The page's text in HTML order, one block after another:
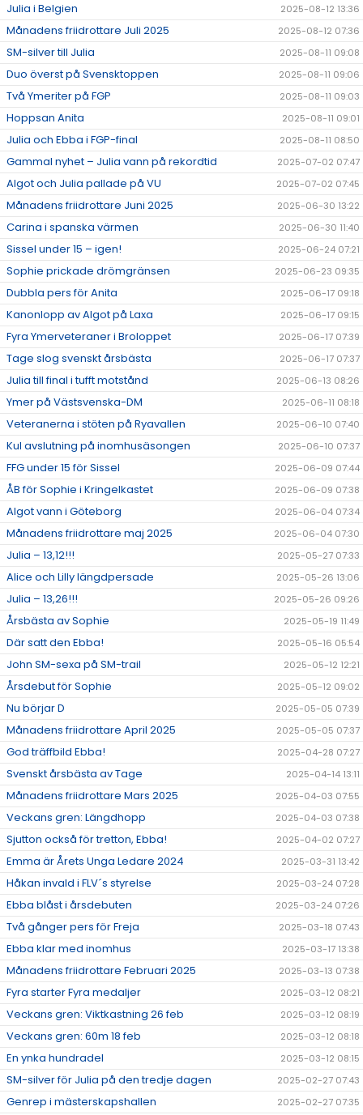
Julia i Belgien 2025-08-12 13:36
Månadens friidrottare Juli 2025 2025-08-12 07:36
SM-silver till Julia 2025-08-11 09:08
Duo överst på Svensktoppen 2025-08-11 09:06
Två Ymeriter på FGP 2025-08-11 09:03
Hoppsan Anita 2025-08-11 09:01
Julia och Ebba i FGP-final 2025-08-11 08:50
Gammal nyhet – Julia vann på rekordtid 2025-07-02 07:47
Algot och Julia pallade på VU 2025-07-02 07:45
Månadens friidrottare Juni 2025 2025-06-30 13:22
Carina i spanska värmen 2025-06-30 11:40
Sissel under 15 – igen! 2025-06-24 07:21
Sophie prickade drömgränsen 2025-06-23 09:35
Dubbla pers för Anita 2025-06-17 09:18
Kanonlopp av Algot på Laxa 2025-06-17 09:15
Fyra Ymerveteraner i Broloppet 2025-06-17 07:39
Tage slog svenskt årsbästa 2025-06-17 07:37
Julia till final i tufft motstånd 2025-06-13 08:26
Ymer på Västsvenska-DM 2025-06-11 08:18
Veteranerna i stöten på Ryavallen 2025-06-10 07:40
Kul avslutning på inomhusäsongen 2025-06-10 07:37
FFG under 15 för Sissel 2025-06-09 07:44
ÅB för Sophie i Kringelkastet 2025-06-09 07:38
Algot vann i Göteborg 2025-06-04 07:34
Månadens friidrottare maj 2025 2025-06-04 07:30
Julia – 13,12!!! 2025-05-27 07:33
Alice och Lilly längdpersade 2025-05-26 13:06
Julia – 13,26!!! 2025-05-26 09:26
Årsbästa av Sophie 2025-05-19 11:49
Där satt den Ebba! 2025-05-16 05:54
John SM-sexa på SM-trail 2025-05-12 12:21
Årsdebut för Sophie 2025-05-12 09:02
Nu börjar D 2025-05-05 07:39
Månadens friidrottare April 2025 2025-05-05 07:37
God träffbild Ebba! 2025-04-28 07:27
Svenskt årsbästa av Tage 2025-04-14 13:11
Månadens friidrottare Mars 2025 2025-04-03 07:55
Veckans gren: Längdhopp 2025-04-03 07:38
Sjutton också för tretton, Ebba! 2025-04-02 07:27
Emma är Årets Unga Ledare 2024 2025-03-31 13:42
Håkan invald i FLV´s styrelse 2025-03-24 07:28
Ebba blåst i årsdebuten 2025-03-24 07:26
Två gånger pers för Freja 2025-03-18 07:43
Ebba klar med inomhus 2025-03-17 13:38
Månadens friidrottare Februari 2025 2025-03-13 07:38
Fyra starter Fyra medaljer 2025-03-12 08:21
Veckans gren: Viktkastning 26 feb 2025-03-12 08:19
Veckans gren: 60m 18 feb 2025-03-12 08:18
En ynka hundradel 2025-03-12 08:15
SM-silver för Julia på den tredje dagen 2025-02-27 07:43
Genrep i mästerskapshallen 2025-02-27 07:35